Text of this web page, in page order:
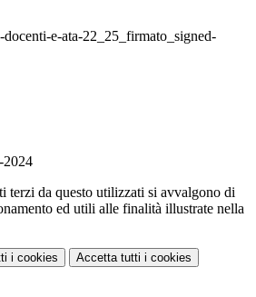
e-ata-22_25_firmato_signed-
2024
terzi da questo utilizzati si avvalgono di
ed utili alle finalità illustrate nella
i cookies Accetta tutti i cookies